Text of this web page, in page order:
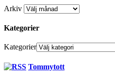
Arkiv
Kategorier
Kategorier
Tommytott